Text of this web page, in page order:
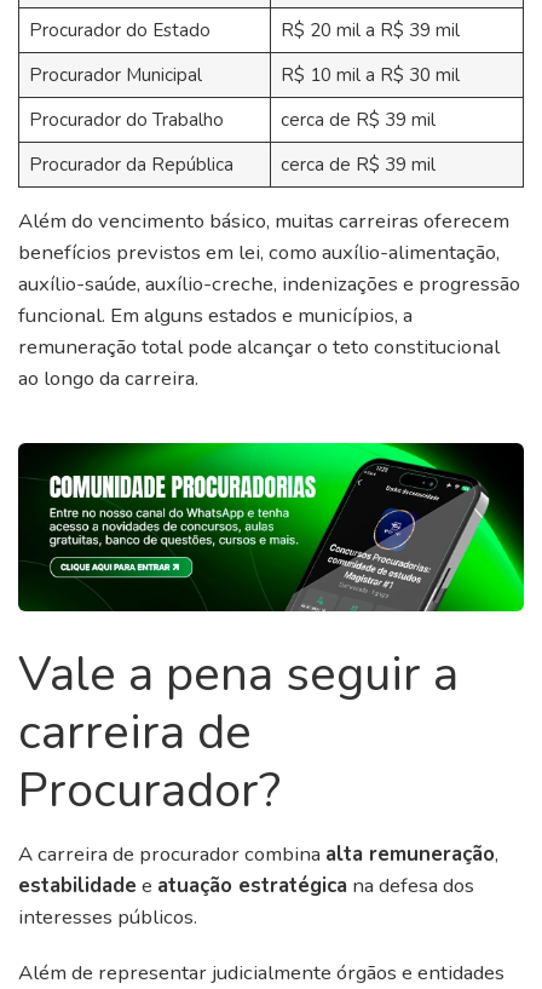
Procurador do Estado
R$ 20 mil a R$ 39 mil
Procurador Municipal
R$ 10 mil a R$ 30 mil
Procurador do Trabalho
cerca de R$ 39 mil
Procurador da República
cerca de R$ 39 mil
Além do vencimento básico, muitas carreiras oferecem
benefícios previstos em lei, como auxílio-alimentação,
auxílio-saúde, auxílio-creche, indenizações e progressão
funcional. Em alguns estados e municípios, a
remuneração total pode alcançar o teto constitucional
ao longo da carreira.
Vale a pena seguir a
carreira de
Procurador?
A carreira de procurador combina alta remuneração,
estabilidade e atuação estratégica na defesa dos
interesses públicos.
Além de representar judicialmente órgãos e entidades